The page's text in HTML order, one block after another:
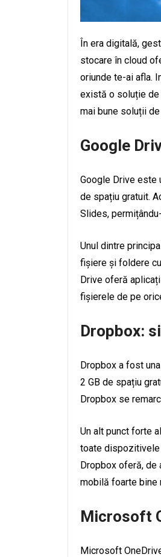
În era digitală,
stocare în cloud
oriunde te-ai afla.
există o soluție de
mai bune soluții
Google
Google Drive este
de spațiu gratuit.
Slides,
Unul dintre
fișiere și foldere
Drive oferă
fișierele de pe
Dropbox:
Dropbox a fost
2 GB de spațiu
Dropbox se
Un alt punct forte
toate dispozitivele
Dropbox oferă, de
mobilă foarte bine
Microsoft
Microsoft